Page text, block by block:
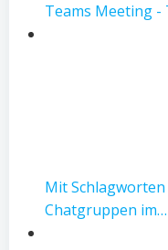
Teams Meeting
Mit
Chatgruppen im…